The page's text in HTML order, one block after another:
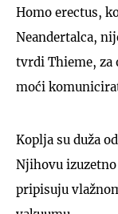
Homo erectus,
Neandertalca,
tvrdi Thieme, za
moći
Koplja su duža
Njihovu
pripisuju